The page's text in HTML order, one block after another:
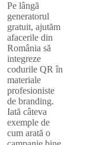
Pe lângă
generatorul
gratuit, ajutăm
afacerile din
România să
integreze
codurile QR în
materiale
profesioniste
de branding.
Iată câteva
exemple de
cum arată o